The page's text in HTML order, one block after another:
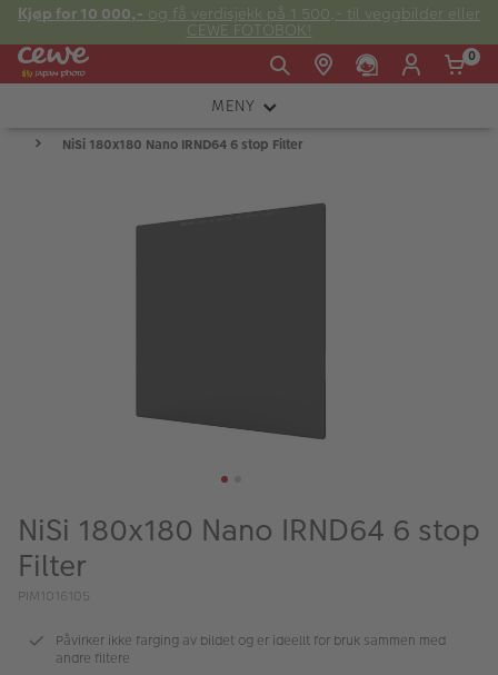
Kjøp for 10 000,- og få verdisjekk på 1 500,- til veggbilder eller
CEWE FOTOBOK!
Fre:
20:00
0
MENY
KAMERA
Kampanjer
Merker
Lagersalg
NiSi 180x180 Nano IRND64 6 stop Filter
NiSi 180x180 Nano IRND64 6 stop
Filter
PIM1016105
Påvirker ikke farging av bildet og er ideellt for bruk sammen med
andre filtere